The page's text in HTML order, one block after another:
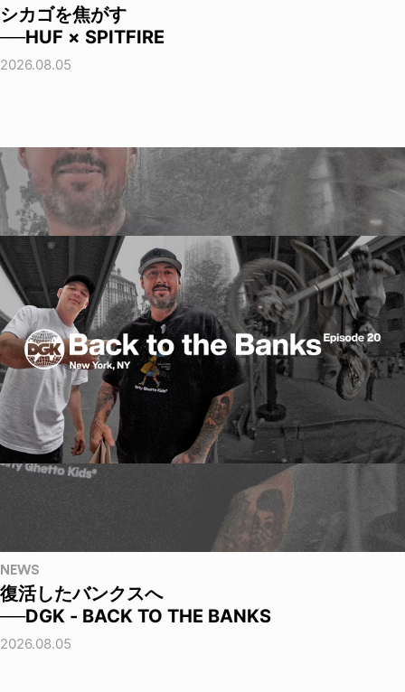
シカゴを焦がす
──HUF × SPITFIRE
2026.08.05
NEWS
復活したバンクスへ
──DGK - BACK TO THE BANKS
2026.08.05